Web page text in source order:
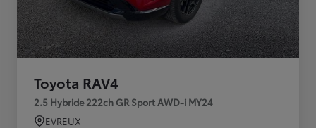
Toyota RAV4
2.5 Hybride 222ch GR Sport AWD-i MY24
EVREUX